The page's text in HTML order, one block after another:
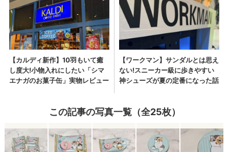
この記事の写真一覧（全25枚）